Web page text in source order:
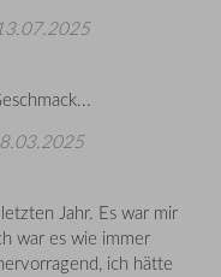
Jahr. Es war mir
war es wie immer
ich hätte